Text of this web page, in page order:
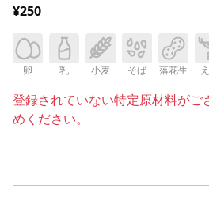
¥250
卵 乳 小麦 そば 落花生
登録されていない特定原材料がご
めください。